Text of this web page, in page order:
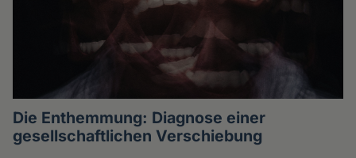
Die Enthemmung: Diagnose einer
gesellschaftlichen Verschiebung